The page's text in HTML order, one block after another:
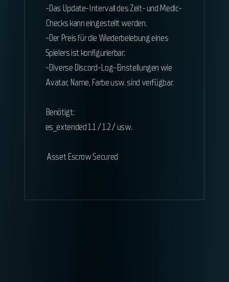
-Das Update-Intervall des Zeit- und Medic-
Checks kann eingestellt werden.
-Der Preis für die Wiederbelebung eines
Spielers ist konfigurierbar.
-Diverse Discord-Log-Einstellungen wie
Avatar, Name, Farbe usw. sind verfügbar.
Benötigt:
es_extended 1.1 / 1.2 / usw.
Asset Escrow Secured